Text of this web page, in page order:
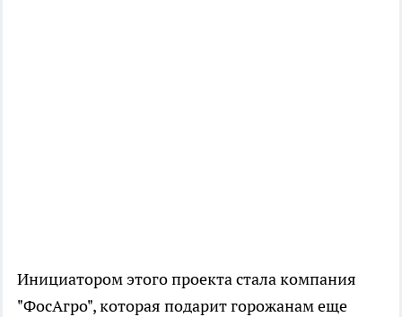
Инициатором этого проекта стала компания
"ФосАгро", которая подарит горожанам еще